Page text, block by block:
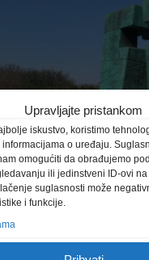
Upravljajte pristankom
iskustvo, koristimo
o uređaju.
omogućiti da obrađujemo
ili jedinstveni ID-ovi na
suglasnosti može
i funkcije.